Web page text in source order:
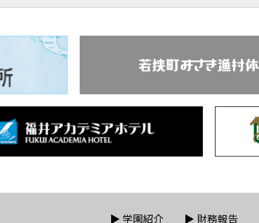
▶ 学園紹介 ▶ 財務報告